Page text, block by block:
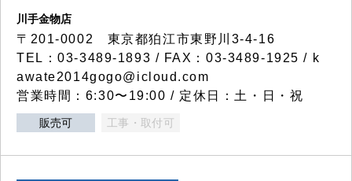
川手金物店
〒201-0002 東京都狛江市東野川3-4-16
TEL：03-3489-1893 / FAX：03-3489-1925 / k
awate2014gogo@icloud.com
営業時間：6:30〜19:00 / 定休日：土・日・祝
販売可 工事・取付可